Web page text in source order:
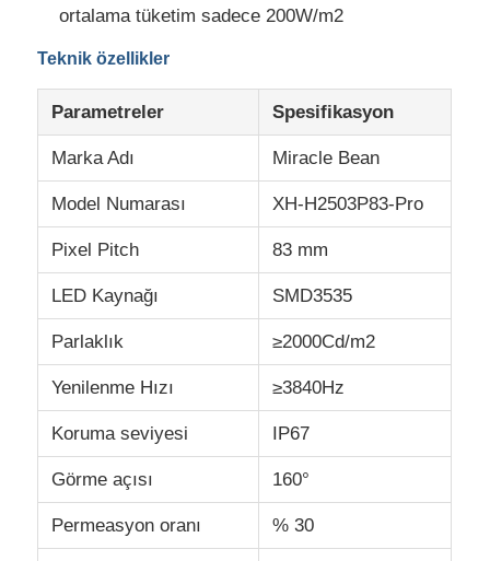
şeffaf ekran
ortalama tüketim sadece 200W/m2
Teknik özellikler
Parametreler Spesifikasyon
Marka Adı Miracle Bean
Model Numarası XH-H2503P83-Pro
Pixel Pitch 83 mm
LED Kaynağı SMD3535
Parlaklık ≥2000Cd/m2
Yenilenme Hızı ≥3840Hz
Koruma seviyesi IP67
Görme açısı 160°
Permeasyon oranı % 30